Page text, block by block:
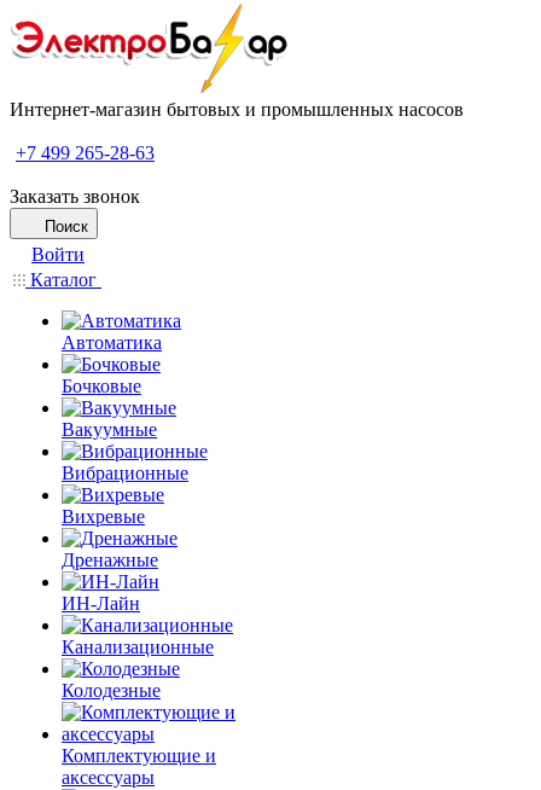
Интернет-магазин бытовых и промышленных насосов
+7 499 265-28-63
Заказать звонок
Поиск
Войти
Каталог
Автоматика
Бочковые
Вакуумные
Вибрационные
Вихревые
Дренажные
ИН-Лайн
Канализационные
Колодезные
Комплектующие и
аксессуары